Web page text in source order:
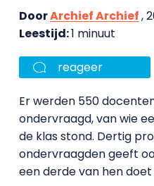
DoorArchief Archief,
Leestijd:1 minuut
reageer
Er werden 550
ondervraagd, van wie
de klas stond. Dertig
ondervraagden geeft
een derde van hen